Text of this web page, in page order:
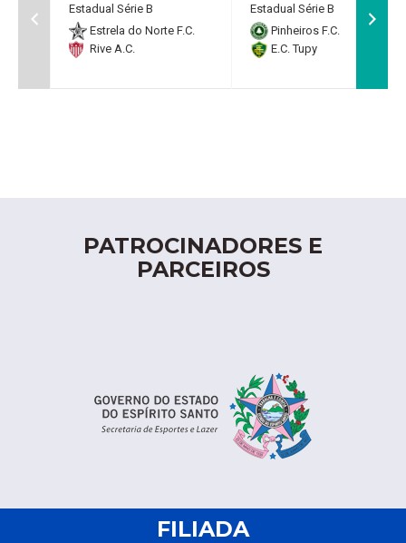
Estadual Série B
Estrela do Norte F.C.
Rive A.C.
Estadual Série B
Pinheiros F.C.
E.C. Tupy
PATROCINADORES E
PARCEIROS
FILIADA